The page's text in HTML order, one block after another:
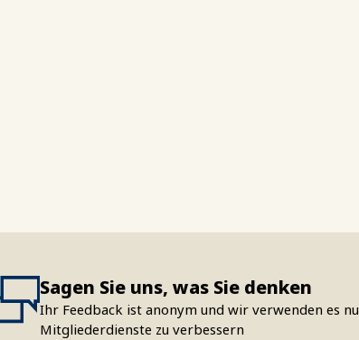
Sagen Sie uns, was Sie denken
Ihr Feedback ist anonym und wir verwenden es
Mitgliederdienste zu verbessern